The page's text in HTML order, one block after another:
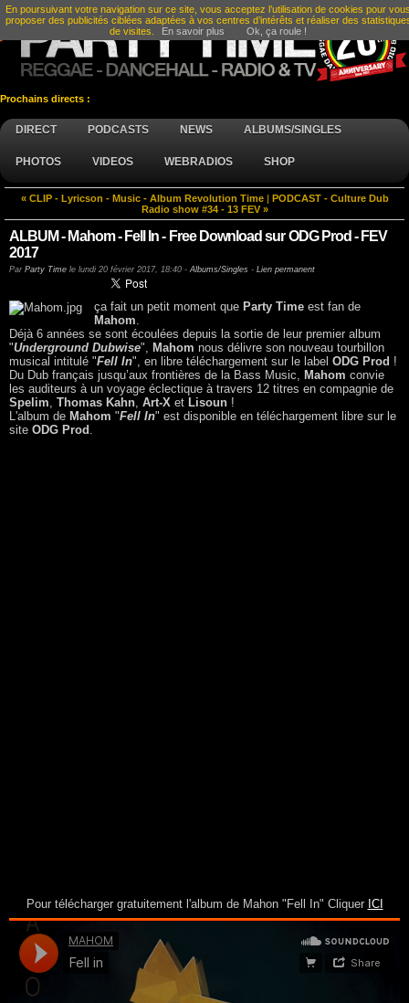
Prochains directs :
DIRECT PODCASTS NEWS ALBUMS/SINGLES
PHOTOS VIDEOS WEBRADIOS SHOP
« CLIP - Lyricson - Music - Album Revolution Time
PODCAST - Culture Dub
Radio show #34 - 13 FEV »
ALBUM - Mahom - Fell In - Free Download sur ODG Prod - FEV
2017
Par Party Time le lundi 20 février 2017, 18:40 -Albums/Singles - Lien permanent
ça fait un petit moment que Party Time est fan de
Mahom.
Déjà 6 années se sont écoulées depuis la sortie de leur premier album
"Underground Dubwise", Mahom nous délivre son nouveau tourbillon
musical intitulé "Fell In", en libre téléchargement sur le label ODG Prod !
Du Dub français jusqu’aux frontières de la Bass Music, Mahom convie
les auditeurs à un voyage éclectique à travers 12 titres en compagnie de
Spelim, Thomas Kahn, Art-X et Lisoun !
L'album de Mahom "Fell In" est disponible en téléchargement libre sur le
site ODG Prod .
Pour télécharger gratuitement l'album de Mahon "Fell In" Cliquer ICI
En poursuivant votre navigation sur ce site, vous acceptez l’utilisation de cookies pour
proposer des publicités ciblées adaptées à vos centres d’intérêts et réaliser des
de visites.
En savoir plus Ok, ça roule !